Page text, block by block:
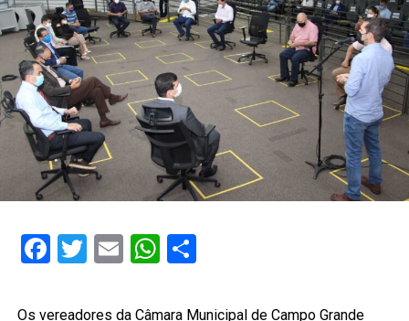
Facebook
Twitter
EmailWhatsApp
Share
Os vereadores da Câmara Municipal de Campo Grande